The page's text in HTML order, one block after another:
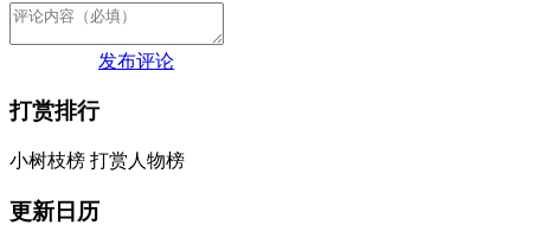
发布评论
打赏排行
小树枝榜 打赏人物榜
更新日历